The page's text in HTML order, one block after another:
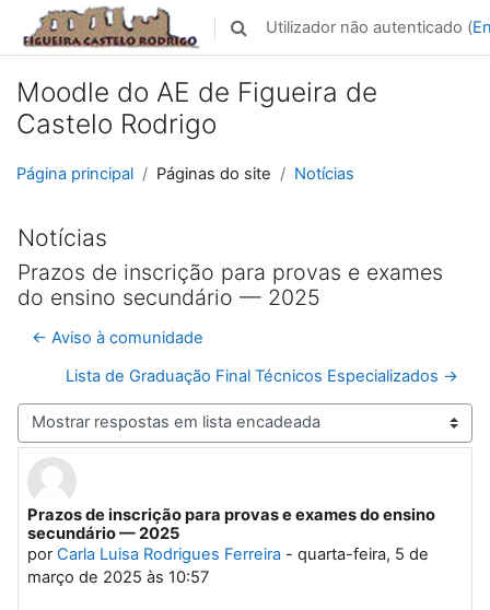
Ir para o conteúdo principal
Alternar a entrada da pesquisa
Utilizador não autenticado (
Moodle do AE de Figueira de
Castelo Rodrigo
Página principal Páginas do site Notícias
Notícias
Prazos de inscrição para provas e exames
do ensino secundário — 2025
← Aviso à comunidade
Lista de Graduação Final Técnicos Especializados →
Modo de visualização
Prazos de inscrição para provas e exames do ensino
secundário — 2025
porCarla Luisa Rodrigues Ferreira - quarta-feira, 5 de
março de 2025 às 10:57
Número de respostas: 0